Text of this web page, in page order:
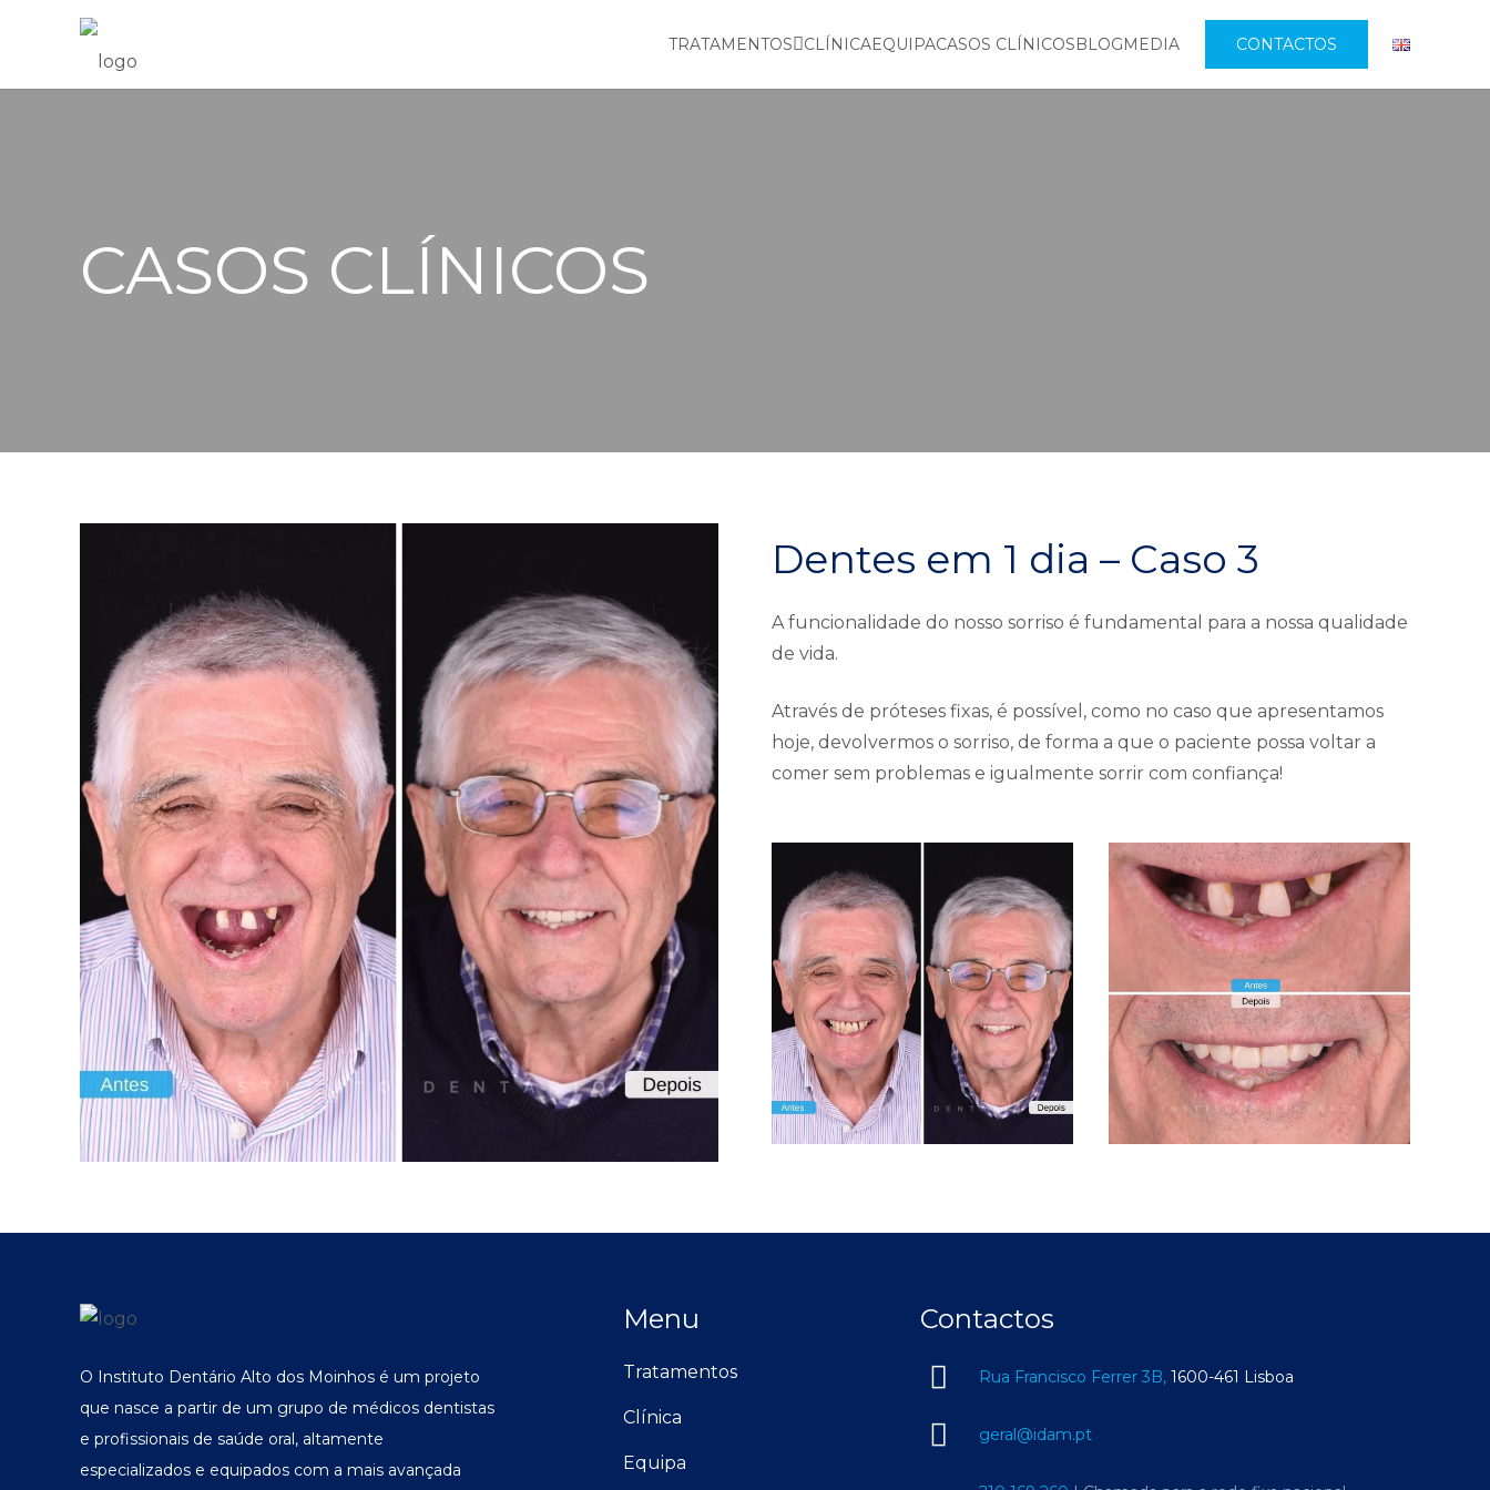
TRATAMENTOS CLÍNICAEQUIPACASOS CLÍNICOSBLOGMEDIA CONTACTOS
CASOS CLÍNICOS
Dentes em 1 dia – Caso 3
A funcionalidade do nosso sorriso é fundamental para a nossa qualidade
de vida.
Através de próteses fixas, é possível, como no caso que apresentamos
hoje, devolvermos o sorriso, de forma a que o paciente possa voltar a
comer sem problemas e igualmente sorrir com confiança!
O Instituto Dentário Alto dos Moinhos é um projeto
que nasce a partir de um grupo de médicos dentistas
e profissionais de saúde oral, altamente
especializados e equipados com a mais avançada
Menu
Tratamentos
Clínica
Equipa
Contactos
Rua Francisco Ferrer 3B,1600-461 Lisboa
geral@idam.pt